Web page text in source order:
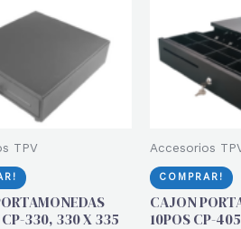
TPV
330, 330 X 335
Accesorios
COMPRAR!
CAJON
10POS CP-